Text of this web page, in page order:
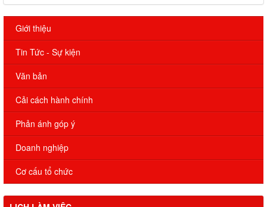
Giới thiệu
Tin Tức - Sự kiện
Văn bản
Cải cách hành chính
Phản ánh góp ý
Doanh nghiệp
Cơ cấu tổ chức